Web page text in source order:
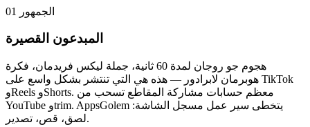
الجمهور 01
المبدعون القصيرة
هجوم جو روجان لمدة 60 ثانية، جملة ليكس فريدمان، فكرة
هوبرمان لابرادور — هذه هي التي تنتشر بشكل واسع على TikTok
وReels وShorts. معظم حسابات مشاركة المقاطع تسحب من
YouTube وtrim. AppsGolem يتخطى سير عمل مسجل الشاشة:
لصق، قص، تصدير.